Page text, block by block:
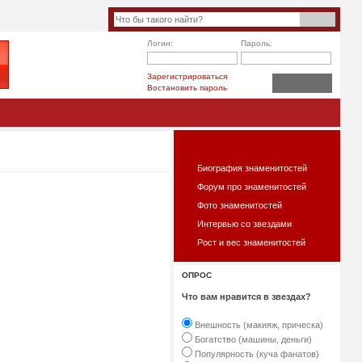
Логин: Пароль:
Зарегистрироваться
Востановить пароль
Биография знаменитостей
Форум про знаменитостей
Фото знаменитостей
Интервью со звездами
Рост и вес знаменитостей
ОПРОС
Что вам нравится в звездах?
Внешность (макияж, прическа)
Богатство (машины, деньги)
Популярность (куча фанатов)